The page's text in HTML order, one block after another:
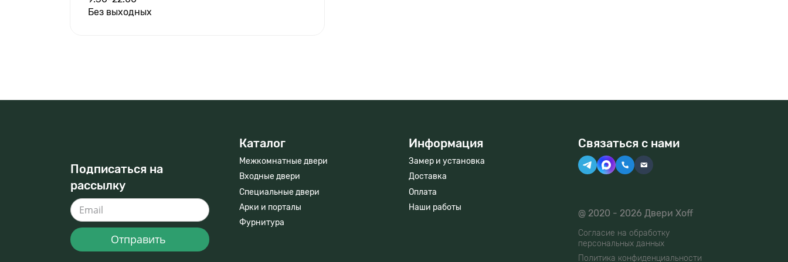
Без выходных
Подписаться на
рассылку
Отправить
Каталог
Межкомнатные двери
Входные двери
Специальные двери
Арки и порталы
Фурнитура
Информация
Замер и установка
Доставка
Оплата
Наши работы
Связаться с нами
@ 2020 - 2026 Двери Xoff
Согласие на обработку
персональных данных
Политика конфиденциальности